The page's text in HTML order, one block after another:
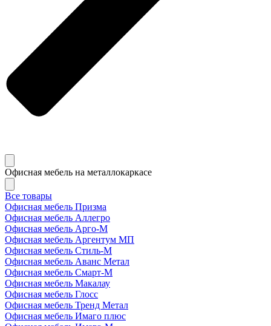
Офисная мебель на металлокаркасе
Все товары
Офисная мебель Призма
Офисная мебель Аллегро
Офисная мебель Арго-М
Офисная мебель Аргентум МП
Офисная мебель Стиль-М
Офисная мебель Аванс Метал
Офисная мебель Смарт-М
Офисная мебель Макалау
Офисная мебель Глосс
Офисная мебель Тренд Метал
Офисная мебель Имаго плюс